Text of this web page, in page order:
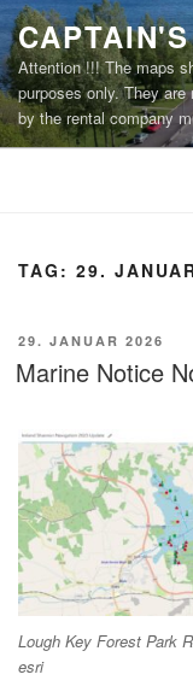
Zum
Inhalt
springen
Attention !!! The maps
purposes only. They
by the rental company
TAG: 29.
VERÖFFENTLICHT
AM
29. JANUAR 2026
Marine Notice
Lough Key Forest Park
esri